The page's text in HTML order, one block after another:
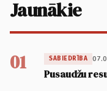
Jaunākie
01 SABIEDRĪBA
Pusaudžu